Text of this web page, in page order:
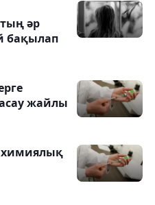
әр
бақылап
жайлы
химиялық